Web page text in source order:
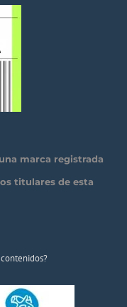
marca registrada
titulares de esta